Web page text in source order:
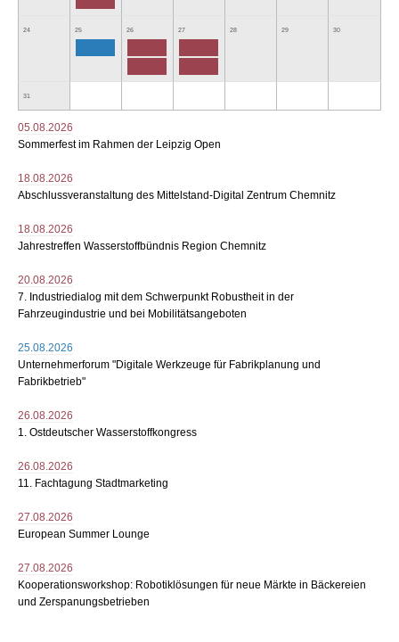
24 25 26 27 28 29 30
31
05.08.2026
Sommerfest im Rahmen der Leipzig Open
18.08.2026
Abschlussveranstaltung des Mittelstand-Digital Zentrum Chemnitz
18.08.2026
Jahrestreffen Wasserstoffbündnis Region Chemnitz
20.08.2026
7. Industriedialog mit dem Schwerpunkt Robustheit in der
Fahrzeugindustrie und bei Mobilitätsangeboten
25.08.2026
Unternehmerforum "Digitale Werkzeuge für Fabrikplanung und
Fabrikbetrieb"
26.08.2026
1. Ostdeutscher Wasserstoffkongress
26.08.2026
11. Fachtagung Stadtmarketing
27.08.2026
European Summer Lounge
27.08.2026
Kooperationsworkshop: Robotiklösungen für neue Märkte in Bäckereien
und Zerspanungsbetrieben